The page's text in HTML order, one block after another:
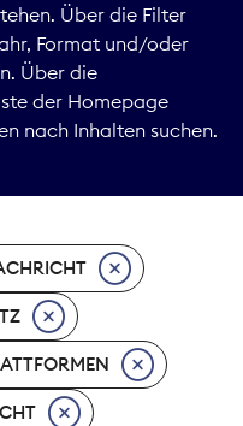
Über die Filter
Format und/oder
Über die
der Homepage
nach Inhalten suchen.